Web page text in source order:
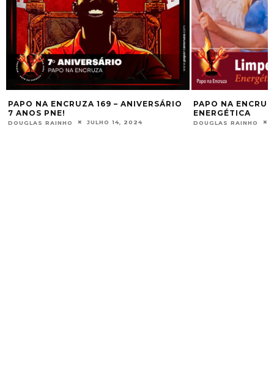
PAPO NA ENCRUZA 158 – LIMPEZA
ENERGÉTICA
DOUGLAS RAINHO NOVEMBRO 25, 2023
PAPO NA
HOODOO DAS
DOUGLAS RAINHO